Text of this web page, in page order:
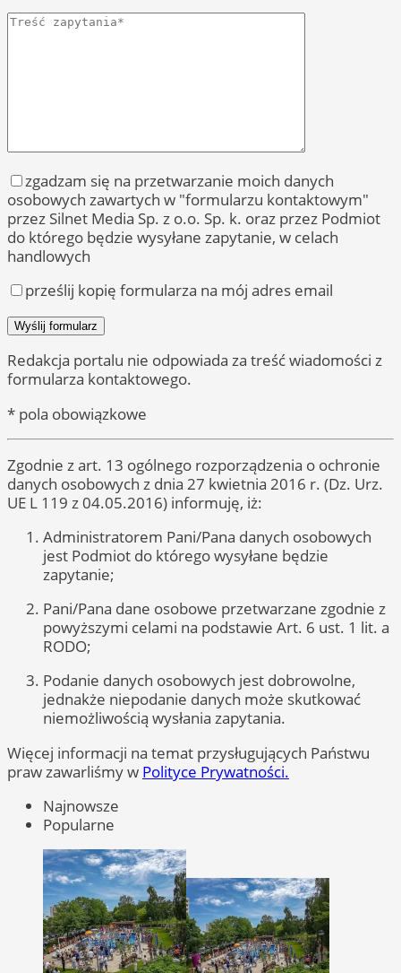
zgadzam się na przetwarzanie moich danych
osobowych zawartych w "formularzu kontaktowym"
przez Silnet Media Sp. z o.o. Sp. k. oraz przez Podmiot
do którego będzie wysyłane zapytanie, w celach
handlowych
prześlij kopię formularza na mój adres email
Redakcja portalu nie odpowiada za treść wiadomości z
formularza kontaktowego.
* pola obowiązkowe
Zgodnie z art. 13 ogólnego rozporządzenia o ochronie
danych osobowych z dnia 27 kwietnia 2016 r. (Dz. Urz.
UE L 119 z 04.05.2016) informuję, iż:
Administratorem Pani/Pana danych osobowych
jest Podmiot do którego wysyłane będzie
zapytanie;
Pani/Pana dane osobowe przetwarzane zgodnie z
powyższymi celami na podstawie Art. 6 ust. 1 lit. a
RODO;
Podanie danych osobowych jest dobrowolne,
jednakże niepodanie danych może skutkować
niemożliwością wysłania zapytania.
Więcej informacji na temat przysługujących Państwu
praw zawarliśmy w Polityce Prywatności.
Najnowsze
Popularne